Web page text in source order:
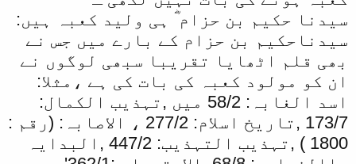
سیدنا حکیم بن حزام ؓ ہی ولید کعبہ ہیں:
سیدناحکیم بن حزام کے بارے میں جس نے
بھی قلم اٹھایا تقریبا سبھی لوگوں نے
ان کو مولود کعبہ کی بات کی ہے ،مثلا:
اسد الغابہ: 58/2 میں ,تہذیب الکمال:
173/7 ,تاریخ اسلام: 277/2 ، الاصابہ: (رقم :
1800 ) ,تہذیب التہذیب: 447/2 ,البدایہ